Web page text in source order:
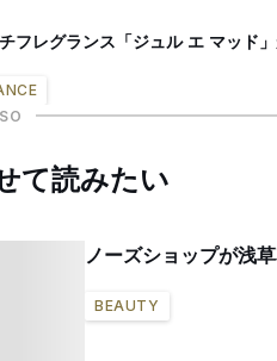
フレグランス「ジュル エ マッド
て読みたい
ノーズショップが浅
BEAUTY